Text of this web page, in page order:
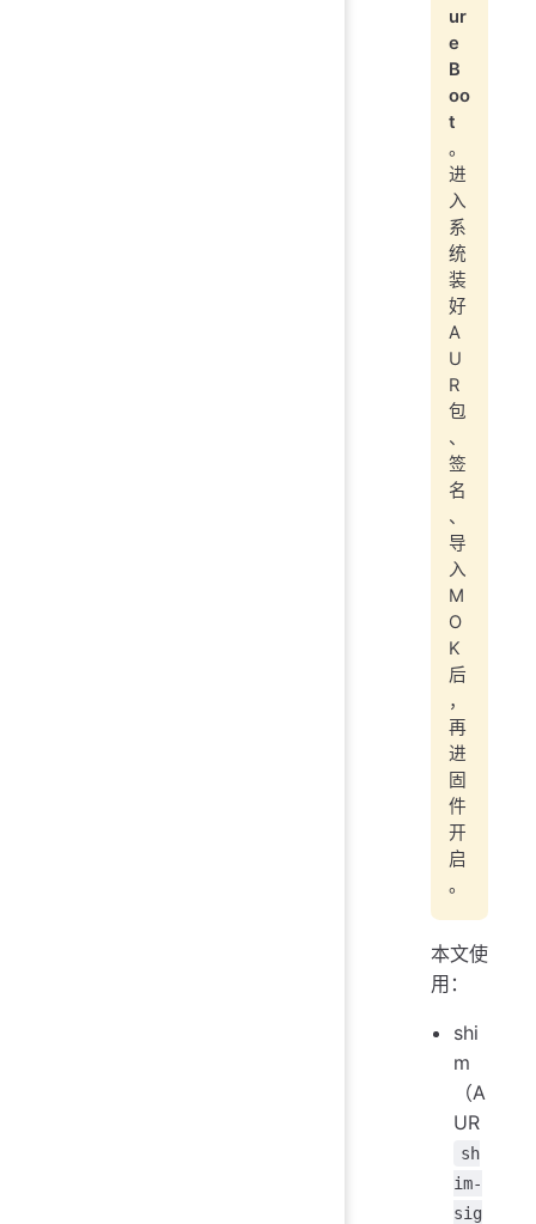
ur
e
B
oo
t
。
进
入
系
统
装
好
A
U
R
包
、
签
名
、
导
入
M
O
K
后
，
再
进
固
件
开
启
。
本文使
用：
shi
m
（A
UR
sh
im-
sig